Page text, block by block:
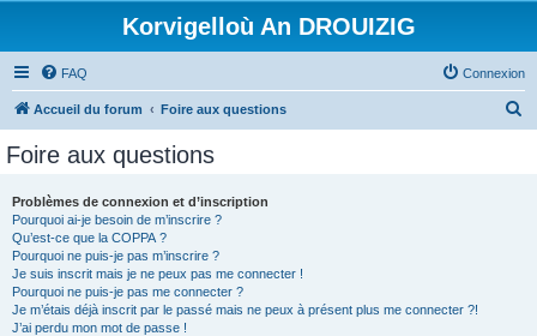
Korvigelloù An DROUIZIG
FAQ Connexion
Accueil du forum Foire aux questions
Foire aux questions
Problèmes de connexion et d’inscription
Pourquoi ai-je besoin de m’inscrire ?
Qu’est-ce que la COPPA ?
Pourquoi ne puis-je pas m’inscrire ?
Je suis inscrit mais je ne peux pas me connecter !
Pourquoi ne puis-je pas me connecter ?
Je m’étais déjà inscrit par le passé mais ne peux à présent plus me connecter ?!
J’ai perdu mon mot de passe !